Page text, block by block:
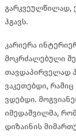
გარკვეულწილად,
ჰგავს.
კარიერა
მოკრძალებული
თავდაპირველად
ვაკეთებდი,
ვდებდი.
იმედაშვილმა,
დიზაინის